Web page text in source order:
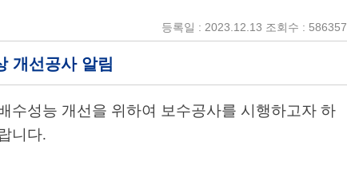
등록일 : 2023.12.13 조회수 : 586357
개선공사 알림
수성능 개선을 위하여 보수공사를 시행하고자 하
니다.